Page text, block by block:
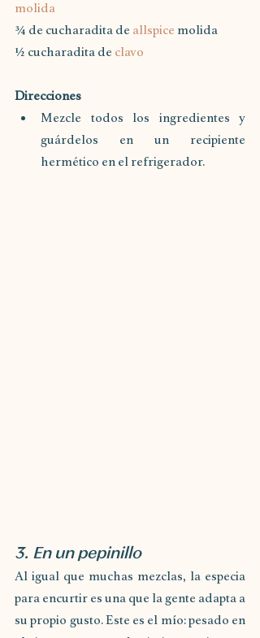
molida
¾ de cucharadita de allspice molida
½ cucharadita de clavo
Direcciones
Mezcle todos los ingredientes y
guárdelos en un recipiente
hermético en el refrigerador.
3. En un pepinillo
Al igual que muchas mezclas, la especia
para encurtir es una que la gente adapta a
su propio gusto. Este es el mío: pesado en